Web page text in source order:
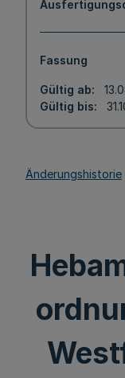
Fassung
Gültig ab
Gültig bis
Änderungshistorie